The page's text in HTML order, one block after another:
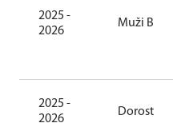
2025 -
2026
Muži B
2025 -
2026
Dorost